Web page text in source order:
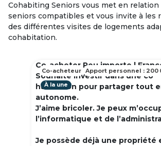
Cohabiting Seniors vous met en relation
seniors compatibles et vous invite à les
des différentes visites de logements
cohabitation.
Co-acheter Peu importe |
Souhaite investir dans une co
habitation pour partager tout
autonome.
J’aime bricoler. Je peux
l’informatique et de
Je possède déjà une propriété
À la une
Co-acheteur Apport personnel : 200